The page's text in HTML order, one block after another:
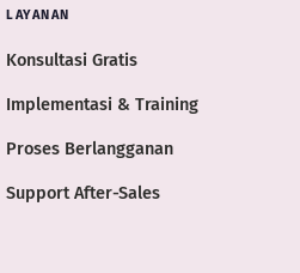
LAYANAN
Konsultasi Gratis
Implementasi & Training
Proses Berlangganan
Support After-Sales